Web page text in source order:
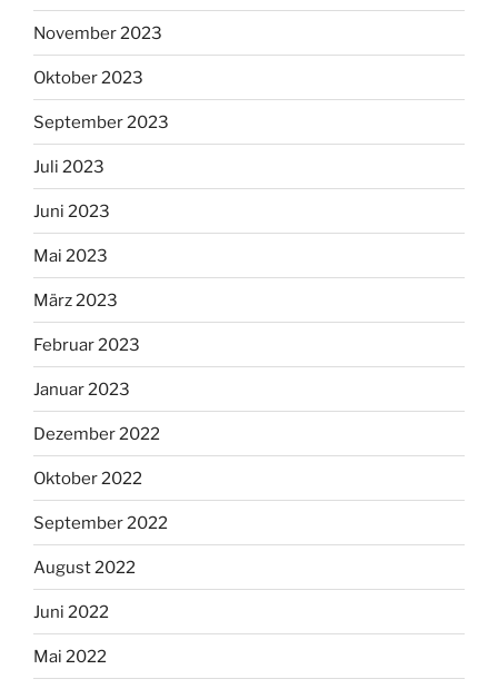
November 2023
Oktober 2023
September 2023
Juli 2023
Juni 2023
Mai 2023
März 2023
Februar 2023
Januar 2023
Dezember 2022
Oktober 2022
September 2022
August 2022
Juni 2022
Mai 2022